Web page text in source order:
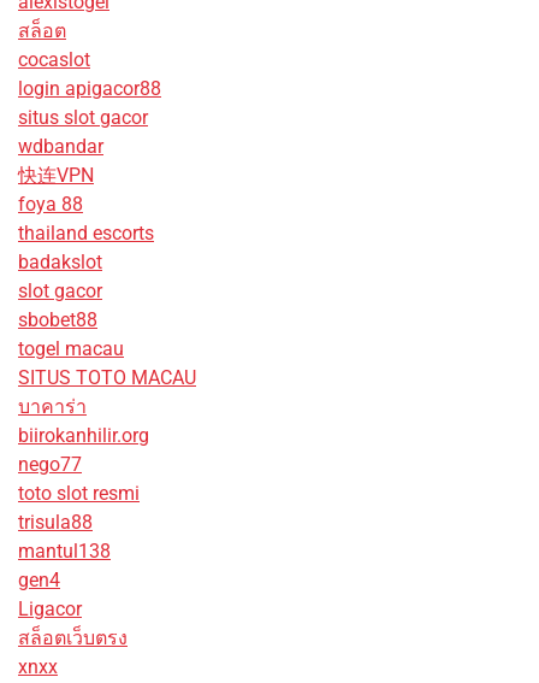
สล็อต
cocaslot
login apigacor88
situs slot gacor
wdbandar
快连VPN
foya 88
thailand escorts
badakslot
slot gacor
sbobet88
togel macau
SITUS TOTO MACAU
บาคาร่า
biirokanhilir.org
nego77
toto slot resmi
trisula88
mantul138
gen4
Ligacor
สล็อตเว็บตรง
xnxx